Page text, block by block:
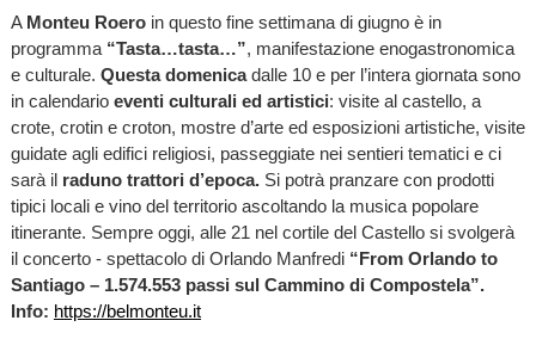
A Monteu Roeroin questo fine settimana di giugno è in
programma “Tasta…tasta…”, manifestazione enogastronomica
e culturale. Questa domenica dalle 10 e per l’intera giornata sono
in calendario eventi culturali ed artistici: visite al castello, a
crote, crotin e croton, mostre d’arte ed esposizioni artistiche, visite
guidate agli edifici religiosi, passeggiate nei sentieri tematici e ci
sarà il raduno trattori d’epoca. Si potrà pranzare con prodotti
tipici locali e vino del territorio ascoltando la musica popolare
itinerante. Sempre oggi, alle 21 nel cortile del Castello si svolgerà
il concerto - spettacolo di Orlando Manfredi “From Orlando to
Santiago – 1.574.553 passi sul Cammino di Compostela”.
Info: https://belmonteu.it